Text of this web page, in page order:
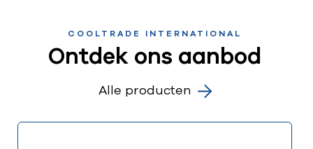
COOLTRADE INTERNATIONAL
Ontdek ons aanbod
Alle producten